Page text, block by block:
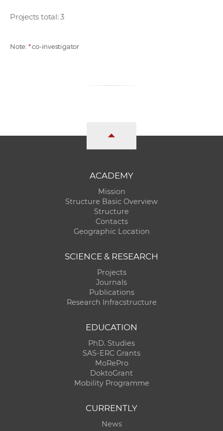
Projects total: 3
Note: *co-investigator
ACADEMY
Mission
Structure Basic Overview
Structure
Contacts
Geographic Location
SCIENCE & RESEARCH
Projects
Journals
Publications
Research Infracstructure
EDUCATION
PhD. Studies
SAS-ERC Grants
MoRePro
DoktoGrant
Mobility Programme
CURRENTLY
News